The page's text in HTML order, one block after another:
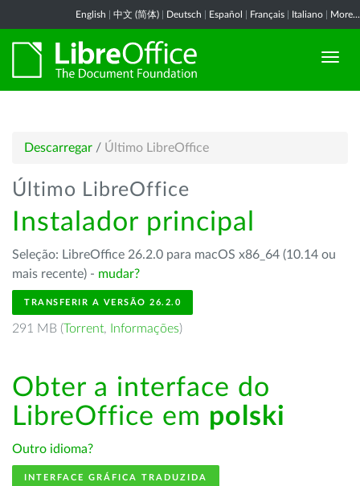
English 中文 (简体) Deutsch Español Français Italiano More...
Descarregar / Último LibreOffice
Último LibreOffice
Instalador principal
Seleção: LibreOffice 26.2.0 para macOS x86_64 (10.14 ou
mais recente) - mudar?
TRANSFERIR A VERSÃO 26.2.0
291 MB (Torrent, Informações)
Obter a interface do
LibreOffice em polski
Outro idioma?
INTERFACE GRÁFICA TRADUZIDA